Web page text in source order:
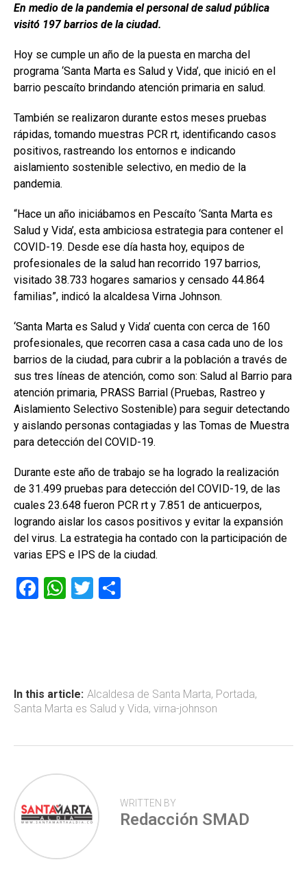
En medio de la pandemia el personal de salud pública
visitó 197 barrios de la ciudad.
Hoy se cumple un año de la puesta en marcha del
programa ‘Santa Marta es Salud y Vida’, que inició en el
barrio pescaíto brindando atención primaria en salud.
También se realizaron durante estos meses pruebas
rápidas, tomando muestras PCR rt, identificando casos
positivos, rastreando los entornos e indicando
aislamiento sostenible selectivo, en medio de la
pandemia.
“Hace un año iniciábamos en Pescaíto ‘Santa Marta es
Salud y Vida’, esta ambiciosa estrategia para contener el
COVID-19. Desde ese día hasta hoy, equipos de
profesionales de la salud han recorrido 197 barrios,
visitado 38.733 hogares samarios y censado 44.864
familias”, indicó la alcaldesa Virna Johnson.
‘Santa Marta es Salud y Vida’ cuenta con cerca de 160
profesionales, que recorren casa a casa cada uno de los
barrios de la ciudad, para cubrir a la población a través de
sus tres líneas de atención, como son: Salud al Barrio para
atención primaria, PRASS Barrial (Pruebas, Rastreo y
Aislamiento Selectivo Sostenible) para seguir detectando
y aislando personas contagiadas y las Tomas de Muestra
para detección del COVID-19.
Durante este año de trabajo se ha logrado la realización
de 31.499 pruebas para detección del COVID-19, de las
cuales 23.648 fueron PCR rt y 7.851 de anticuerpos,
logrando aislar los casos positivos y evitar la expansión
del virus. La estrategia ha contado con la participación de
varias EPS e IPS de la ciudad.
F
ok
W
p
p
T
tir
In this article: Alcaldesa de Santa Marta, Portada,
Santa Marta es Salud y Vida, virna-johnson
WRITTEN BY
Redacción SMAD